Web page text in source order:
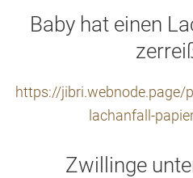
Baby hat einen
https://jibri.webnode.page/
lachanfall-
Zwillinge